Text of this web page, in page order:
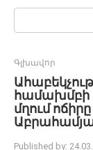
Search:
Գլխավոր
համախմբի
մղում
Published by: